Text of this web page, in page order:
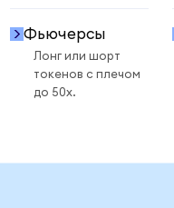
Фьючерсы
Лонг или шорт
токенов с плечом
до 50x.